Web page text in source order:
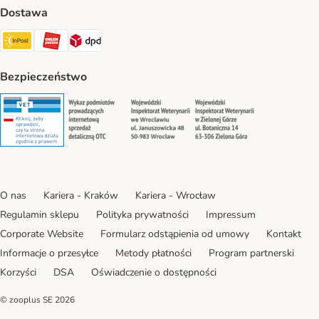
Dostawa
Paczkomat® Shipping Method
ORLEN Paczka Shipping Method
DPD Shipping Method
Bezpieczeństwo
Security Security Security
O nas Kariera - Kraków
Kariera - Wrocław
Regulamin sklepu
Polityka prywatności
Impressum
Corporate Website
Formularz odstąpienia od umowy
Kontakt
Informacje o przesyłce
Metody płatności
Program partnerski
Korzyści
DSA Oświadczenie o dostępności
© zooplus SE 2026